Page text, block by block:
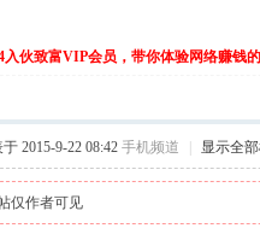
入伙致富VIP会员，带你体验网络赚钱
2015-9-22 08:42 手机频道 显示全
仅作者可见